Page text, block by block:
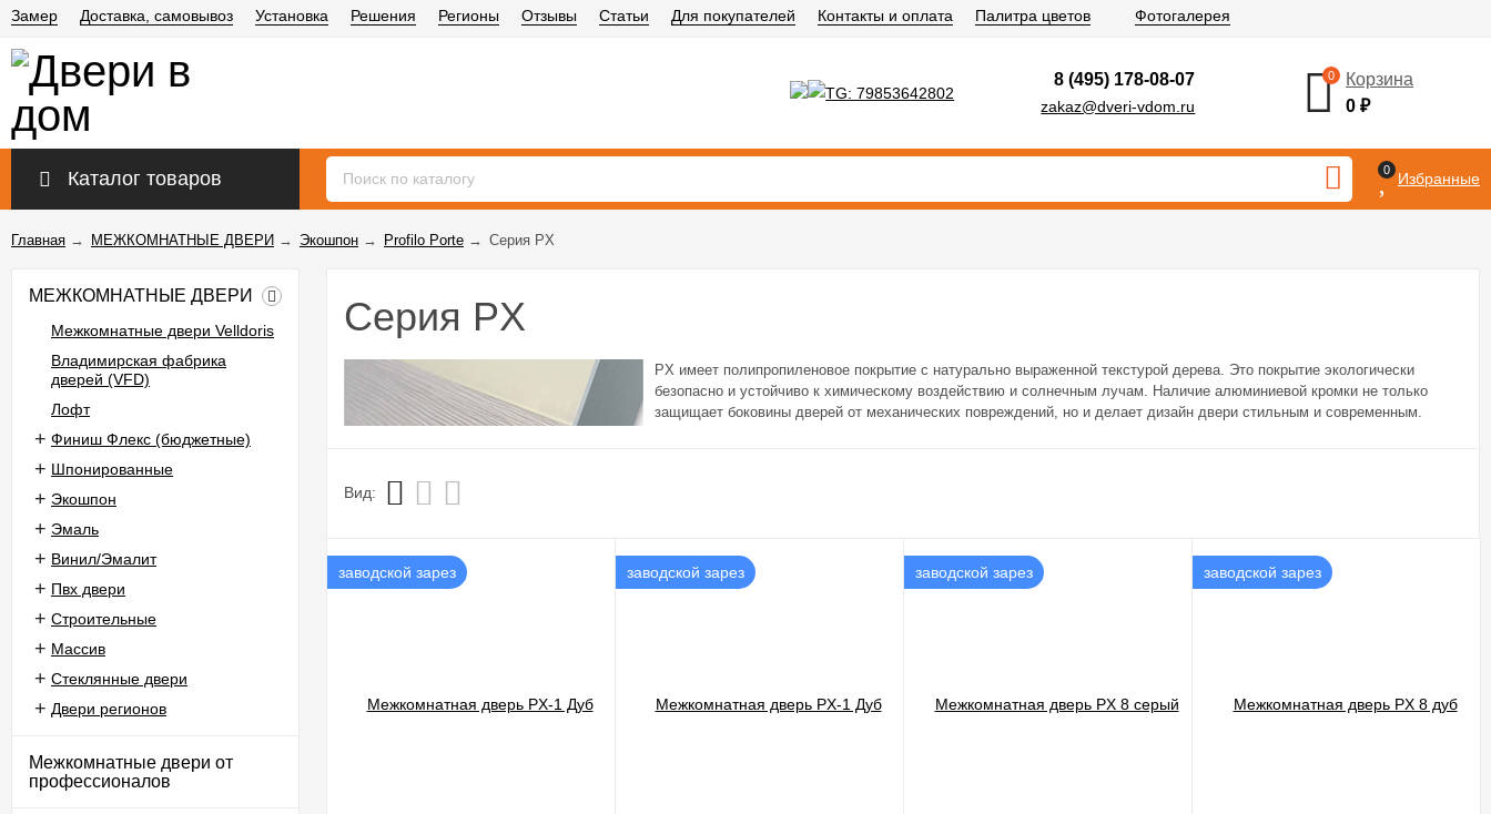
Замер Доставка, самовывоз Установка Решения Регионы Отзывы Статьи Для покупателей Контакты и оплата Палитра цветов Фотогалерея
8 (495) 178-08-07
zakaz@dveri-vdom.ru
0
Корзина
0₽
Каталог товаров 0 Избранные
Главная → МЕЖКОМНАТНЫЕ ДВЕРИ → Экошпон → Profilo Porte → Серия PX
МЕЖКОМНАТНЫЕ ДВЕРИ
Межкомнатные двери Velldoris
Владимирская фабрика
дверей (VFD)
Лофт
Финиш Флекс (бюджетные)
Шпонированные
Экошпон
Эмаль
Винил/Эмалит
Пвх двери
Строительные
Массив
Стеклянные двери
Двери регионов
Межкомнатные двери от
профессионалов
Серия PX
PX имеет полипропиленовое покрытие с натурально выраженной текстурой дерева. Это покрытие экологически
безопасно и устойчиво к химическому воздействию и солнечным лучам. Наличие алюминиевой кромки не только
защищает боковины дверей от механических повреждений, но и делает дизайн двери стильным и современным.
Вид:
заводской зарез заводской зарез заводской зарез заводской зарез